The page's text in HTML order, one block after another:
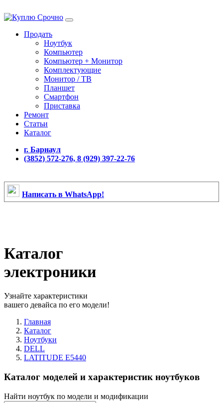
Продать
Ноутбук
Компьютер
Компьютер + Монитор
Комплектующие
Монитор / ТВ
Планшет
Смартфон
Приставка
Ремонт
Статьи
Каталог
г. Барнаул
(3852) 572-276, 8 (929) 397-22-76
Написать в WhatsApp!
Каталог
электроники
Узнайте характеристики
вашего девайса по его модели!
Главная
Каталог
Ноутбуки
DELL
LATITUDE E5440
Каталог моделей и характеристик ноутбуков
Найти ноутбук по модели и модификации